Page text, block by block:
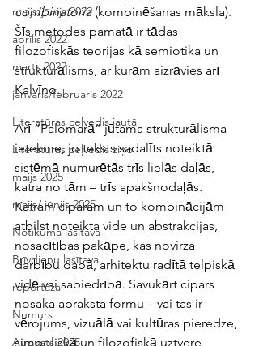
maijs/jūnijs 2022
aprīlis 2022
marts 2022
janvāris/februāris 2022
Literatūras ceļvedis jautā
Literatūras ceļvedis ziņo
maijs 2025
maijs/ jūnijs 2025
Notikuma lasītava
Brīvdienu lasītava
reportāža
Numurs
Augusts 2025
combinatoria (kombinēšanas māksla).
Šīs metodes pamatā ir tādas
filozofiskās teorijas kā semiotika un
strukturālisms, ar kurām aizrāvies arī
Kalvīno.
Arī “Palomarā” jūtama strukturālisma
ietekme, jo teksts sadalīts noteiktā
sistēmā numurētās trīs lielās daļās,
katra no tām – trīs apakšnodaļās.
Katram ciparam un to kombinācijām
atbilst noteikta vide un abstrakcijas,
nosacītības pakāpe, kas novirza
darbību dabā, arhitektu radītā telpiskā
vidē vai sabiedrībā. Savukārt cipars
nosaka apraksta formu – vai tas ir
vērojums, vizuālā vai kultūras pieredze,
simboliskā un filozofiskā uztvere,